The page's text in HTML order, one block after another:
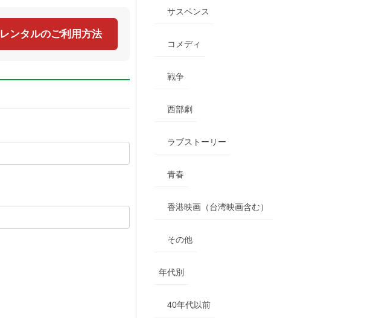
レンタルのご利用方法
サスペンス
コメディ
戦争
西部劇
ラブストーリー
青春
香港映画（台湾映画含む）
その他
年代別
40年代以前